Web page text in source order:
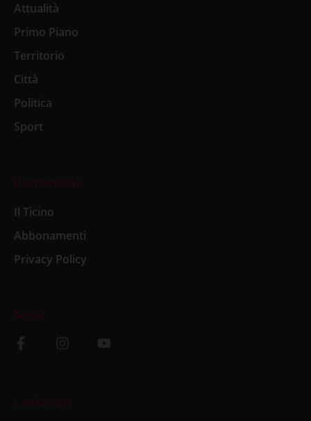
Attualità
Primo Piano
Territorio
Città
Politica
Sport
Il settimanale
Il Ticino
Abbonamenti
Privacy Policy
Social
L’editoriale